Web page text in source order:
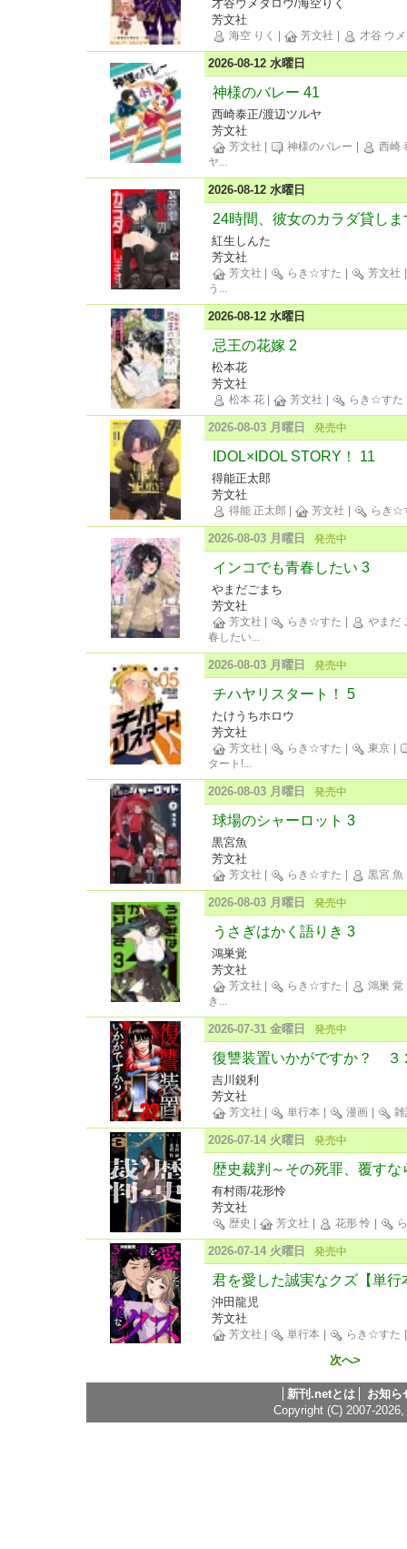
才谷ウメタロウ/海空りく
芳文社
海空 りく 芳文社 才谷 ウ
2026-08-12 水曜日
神様のバレー 41
西崎泰正/渡辺ツルヤ
芳文社
芳文社 神様のバレー
西崎
ヤ...
2026-08-12 水曜日
24時間、彼女のカラダ貸しま
紅生しんた
芳文社
芳文社 らき☆すた 芳文社
う ...
2026-08-12 水曜日
忌王の花嫁 2
松本花
芳文社
松本 花 芳文社 らき☆すた
2026-08-03 月曜日 発売中
IDOL×IDOL STORY！ 11
得能正太郎
芳文社
得能 正太郎 芳文社 らき☆
2026-08-03 月曜日 発売中
インコでも青春したい 3
やまだごまち
芳文社
芳文社 らき☆すた
やまだ
春したい...
2026-08-03 月曜日 発売中
チハヤリスタート！ 5
たけうちホロウ
芳文社
芳文社 らき☆すた 東京
タート!...
2026-08-03 月曜日 発売中
球場のシャーロット 3
黒宮魚
芳文社
芳文社 らき☆すた 黒宮 魚
2026-08-03 月曜日 発売中
うさぎはかく語りき 3
鴻巣覚
芳文社
芳文社 らき☆すた 鴻巣 覚
き ...
2026-07-31 金曜日 発売中
復讐装置いかがですか？ ３
吉川鋭利
芳文社
芳文社 単行本 漫画 雑
2026-07-14 火曜日 発売中
歴史裁判～その死罪、覆す
有村雨/花形怜
芳文社
歴史 芳文社 花形 怜
2026-07-14 火曜日 発売中
君を愛した誠実なクズ【単
沖田龍児
芳文社
芳文社 単行本 らき☆すた
次へ>
新刊.netとは
お知ら
Copyright (C) 2007-2026,